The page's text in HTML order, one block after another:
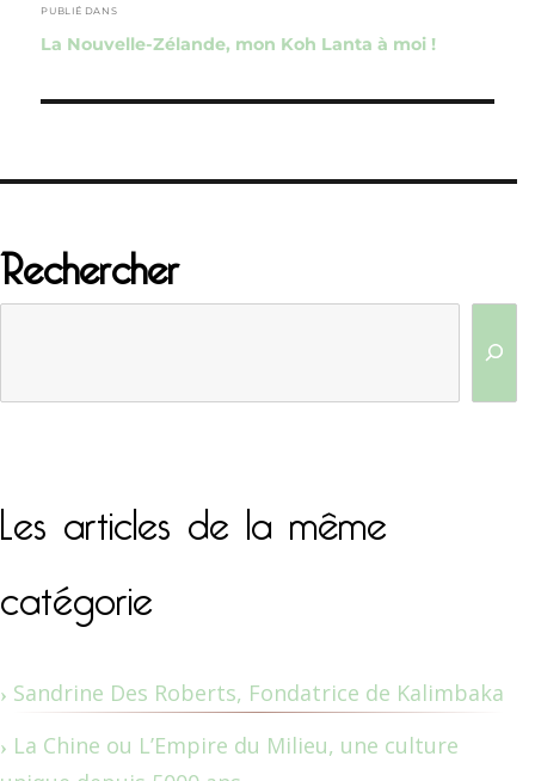
de
l’article
PUBLIÉ DANS
La Nouvelle-Zélande, mon Koh Lanta à moi !
Rechercher
Les articles de la même
catégorie
Sandrine Des Roberts, Fondatrice de Kalimbaka
La Chine ou L’Empire du Milieu, une culture